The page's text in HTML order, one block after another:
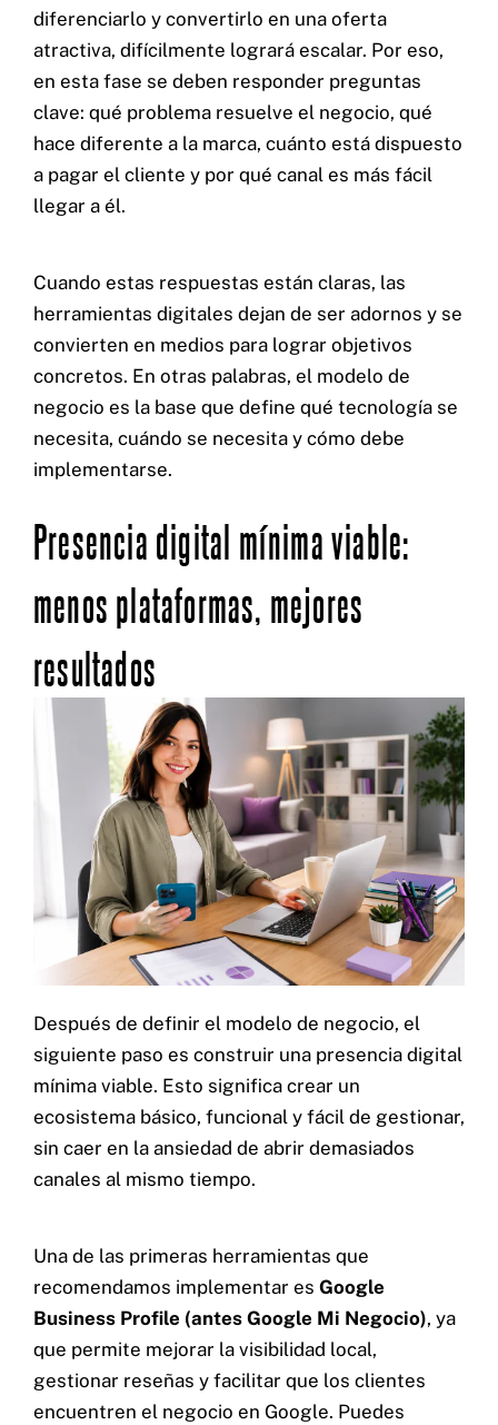
diferenciarlo y convertirlo en una oferta
atractiva, difícilmente logrará escalar. Por eso,
en esta fase se deben responder preguntas
clave: qué problema resuelve el negocio, qué
hace diferente a la marca, cuánto está dispuesto
a pagar el cliente y por qué canal es más fácil
llegar a él.
Cuando estas respuestas están claras, las
herramientas digitales dejan de ser adornos y se
convierten en medios para lograr objetivos
concretos. En otras palabras, el modelo de
negocio es la base que define qué tecnología se
necesita, cuándo se necesita y cómo debe
implementarse.
Presencia digital mínima viable:
menos plataformas, mejores
resultados
Después de definir el modelo de negocio, el
siguiente paso es construir una presencia digital
mínima viable. Esto significa crear un
ecosistema básico, funcional y fácil de gestionar,
sin caer en la ansiedad de abrir demasiados
canales al mismo tiempo.
Una de las primeras herramientas que
recomendamos implementar es Google
Business Profile (antes Google Mi Negocio), ya
que permite mejorar la visibilidad local,
gestionar reseñas y facilitar que los clientes
encuentren el negocio en Google. Puedes